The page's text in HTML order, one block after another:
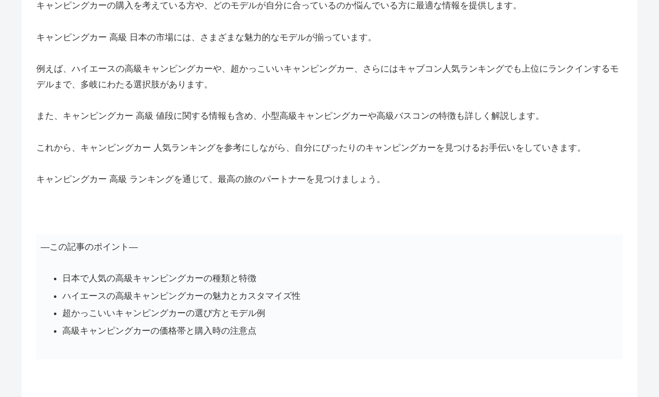
キャンピングカーの購入を考えている方や、どのモデルが自分に合っているのか悩んでいる方に最適な情報を提供します。
キャンピングカー 高級 日本の市場には、さまざまな魅力的なモデルが揃っています。
例えば、ハイエースの高級キャンピングカーや、超かっこいいキャンピングカー、さらにはキャブコン人気ランキングでも上位にランクインするモ
デルまで、多岐にわたる選択肢があります。
また、キャンピングカー 高級 値段に関する情報も含め、小型高級キャンピングカーや高級バスコンの特徴も詳しく解説します。
これから、キャンピングカー 人気ランキングを参考にしながら、自分にぴったりのキャンピングカーを見つけるお手伝いをしていきます。
キャンピングカー 高級 ランキングを通じて、最高の旅のパートナーを見つけましょう。
―この記事のポイント―
日本で人気の高級キャンピングカーの種類と特徴
ハイエースの高級キャンピングカーの魅力とカスタマイズ性
超かっこいいキャンピングカーの選び方とモデル例
高級キャンピングカーの価格帯と購入時の注意点